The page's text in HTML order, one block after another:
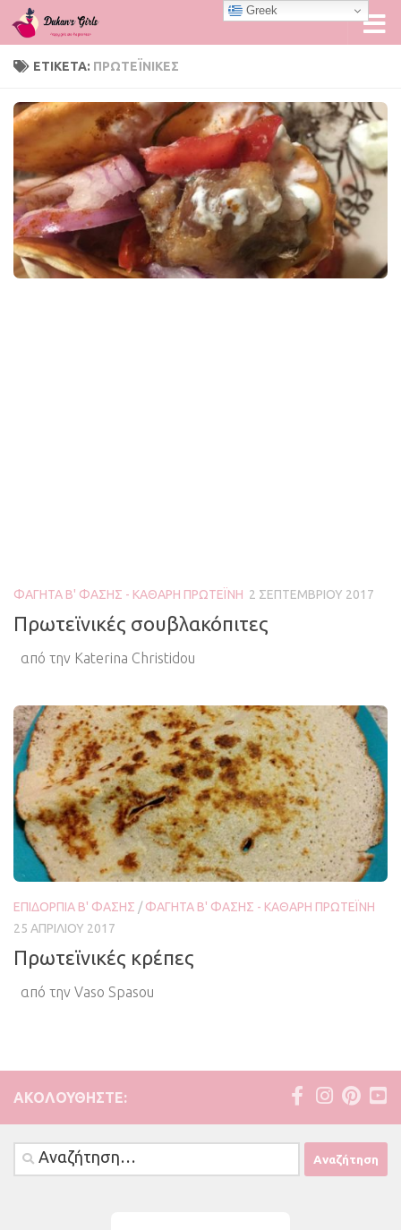
Skip to content
ΕΤΙΚΈΤΑ: ΠΡΩΤΕΪΝΙΚΈΣ
ΦΑΓΗΤΆ Β' ΦΆΣΗΣ - ΚΑΘΑΡΉ ΠΡΩΤΕΪ́ΝΗ 2 ΣΕΠΤΕΜΒΡΊΟΥ 2017
Πρωτεϊνικές σουβλακόπιτες
από την Katerina Christidou
ΕΠΙΔΌΡΠΙΑ Β' ΦΆΣΗΣ /ΦΑΓΗΤΆ Β' ΦΆΣΗΣ - ΚΑΘΑΡΉ ΠΡΩΤΕΪ́ΝΗ
25 ΑΠΡΙΛΊΟΥ 2017
Πρωτεϊνικές κρέπες
από την Vaso Spasou
ΑΚΟΛΟΥΘΉΣΤΕ:
Αναζήτηση
για:
Greek